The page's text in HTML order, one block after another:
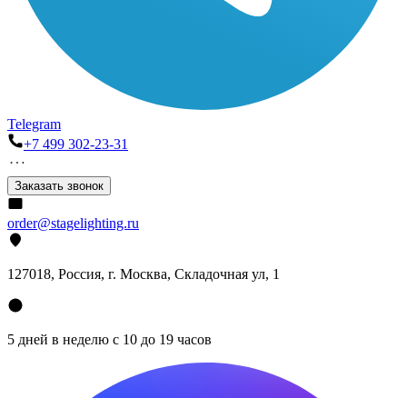
Telegram
+7 499 302-23-31
Заказать звонок
order@stagelighting.ru
127018, Россия, г. Москва, Складочная ул, 1
5 дней в неделю с 10 до 19 часов